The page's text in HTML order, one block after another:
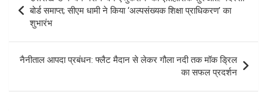
navigation
बोर्ड समाप्त; सीएम धामी ने किया ‘अल्पसंख्यक शिक्षा प्राधिकरण’ का
शुभारंभ
नैनीताल आपदा प्रबंधन: फ्लैट मैदान से लेकर गौला नदी तक मॉक ड्रिल
का सफल प्रदर्शन